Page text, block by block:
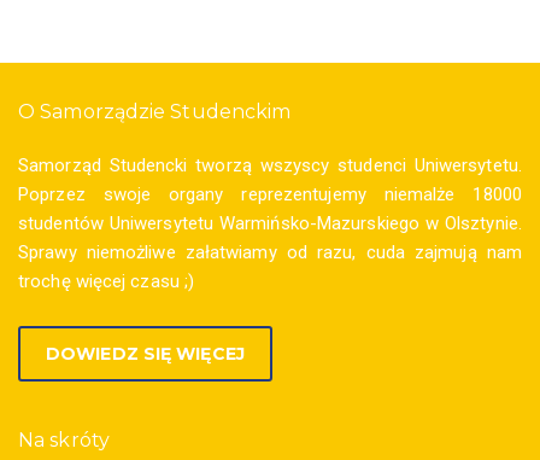
O Samorządzie Studenckim
Samorząd Studencki tworzą wszyscy studenci Uniwersytetu.
Poprzez swoje organy reprezentujemy niemalże 18000
studentów Uniwersytetu Warmińsko-Mazurskiego w Olsztynie.
Sprawy niemożliwe załatwiamy od razu, cuda zajmują nam
trochę więcej czasu ;)
DOWIEDZ SIĘ WIĘCEJ
Na skróty